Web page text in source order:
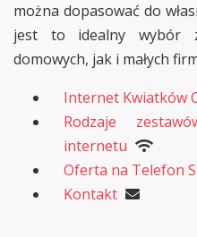
można dopasować do
jest to idealny wybór
domowych, jak i małych
Internet Kwiatków
Rodzaje
internetu
Oferta na Telefon
Kontakt